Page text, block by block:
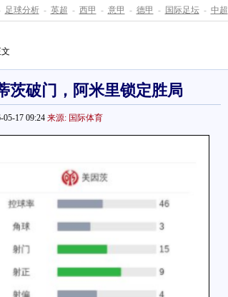
足球分析 - 英超 - 西甲 - 意甲 - 德甲 - 国际足坛 - 中超
茨破门，阿米里锁定胜局
05-17 09:24 来源: 国际体育